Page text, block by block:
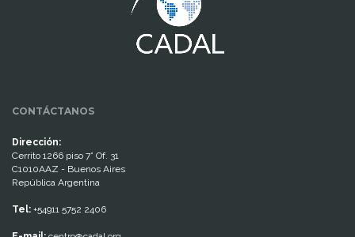
CONTÁCTANOS
Dirección:
Cerrito 1266 piso 7° Of. 31
C1010AAZ - Buenos Aires
República Argentina
Tel: +54911 5752 2406